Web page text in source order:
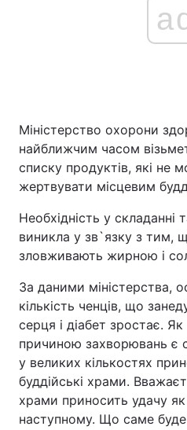
Міністерство охорони
найближчим часом
списку продуктів, які не
жертвувати місцевим
Необхідність у складанні
виникла у зв`язку з тим,
зловживають жирною і
За даними міністерства,
кількість ченців, що
серця і діабет зростає.
причиною захворювань є
у великих кількостях
буддійські храми.
храми приносить удачу
наступному. Що саме